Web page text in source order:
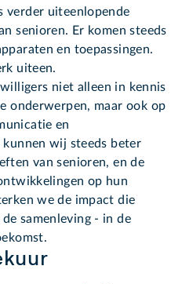
verder uiteenlopende
senioren. Er komen steeds
en toepassingen.
uiteen.
niet alleen in kennis
onderwerpen, maar ook op
en
wij steeds beter
van senioren, en de
op hun
we de impact die
samenleving - in de